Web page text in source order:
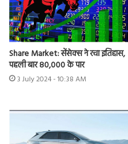
Share Market: सेंसेक्स ने रचा इतिहास,
पहली बार 80,000 के पार
3 July 2024 - 10:38 AM